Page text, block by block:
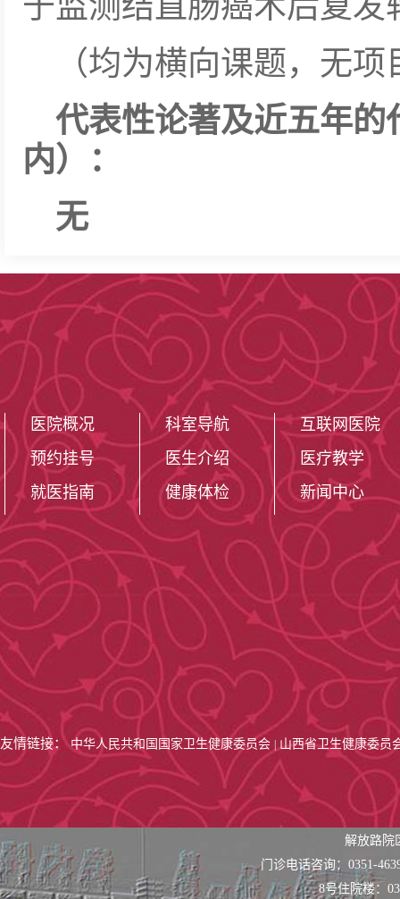
（均为横向课题，无
代表性论著及近五年的
内）：
无
医院概况
预约挂号
就医指南
科室导航
医生介绍
健康体检
互联网医院
医疗教学
新闻中心
友情链接：中华人民共和国国家卫生健康委员会 山西省卫生健康委员
解放路
门诊电话咨询：0351-
8号住院楼：